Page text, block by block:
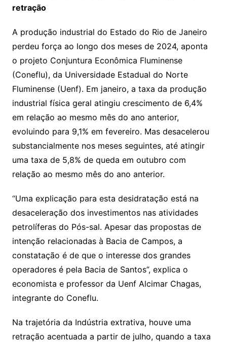
retração
A produção industrial do Estado do Rio de Janeiro
perdeu força ao longo dos meses de 2024, aponta
o projeto Conjuntura Econômica Fluminense
(Coneflu), da Universidade Estadual do Norte
Fluminense (Uenf). Em janeiro, a taxa da produção
industrial física geral atingiu crescimento de 6,4%
em relação ao mesmo mês do ano anterior,
evoluindo para 9,1% em fevereiro. Mas desacelerou
substancialmente nos meses seguintes, até atingir
uma taxa de 5,8% de queda em outubro com
relação ao mesmo mês do ano anterior.
“Uma explicação para esta desidratação está na
desaceleração dos investimentos nas atividades
petrolíferas do Pós-sal. Apesar das propostas de
intenção relacionadas à Bacia de Campos, a
constatação é de que o interesse dos grandes
operadores é pela Bacia de Santos”, explica o
economista e professor da Uenf Alcimar Chagas,
integrante do Coneflu.
Na trajetória da Indústria extrativa, houve uma
retração acentuada a partir de julho, quando a taxa